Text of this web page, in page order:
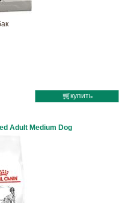
купить
Adult Medium Dog